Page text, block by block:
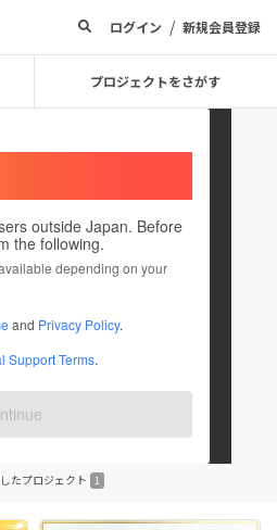
ログイン / 新規会員登録
プロジェクトをさがす
outside Japan. Before
the following.
depending on your
and Privacy Policy.
Support Terms.
プロジェクトを投稿しています
たプロジェクト 1